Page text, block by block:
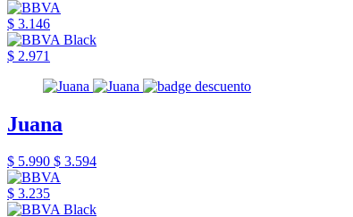
$ 3.146
$ 2.971
Juana
$ 5.990 $ 3.594
$ 3.235